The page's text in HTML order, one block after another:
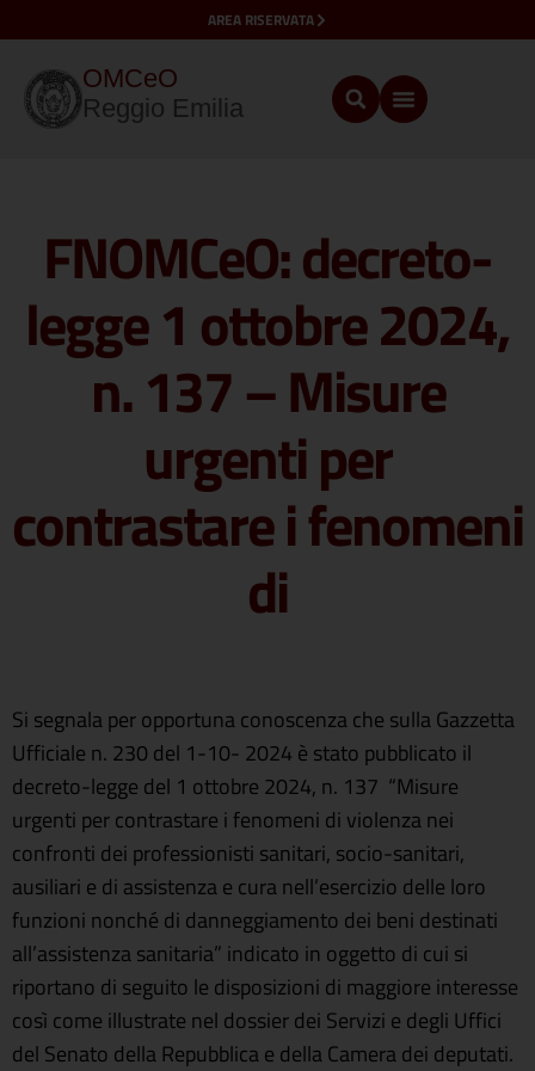
AREA RISERVATA
OMCeO
Reggio Emilia
FNOMCeO: decreto-
legge 1 ottobre 2024,
n. 137 – Misure
urgenti per
contrastare i fenomeni
di
Si segnala per opportuna conoscenza che sulla Gazzetta
Ufficiale n. 230 del 1-10- 2024 è stato pubblicato il
decreto-legge del 1 ottobre 2024, n. 137 “Misure
urgenti per contrastare i fenomeni di violenza nei
confronti dei professionisti sanitari, socio-sanitari,
ausiliari e di assistenza e cura nell’esercizio delle loro
funzioni nonché di danneggiamento dei beni destinati
all’assistenza sanitaria” indicato in oggetto di cui si
riportano di seguito le disposizioni di maggiore interesse
così come illustrate nel dossier dei Servizi e degli Uffici
del Senato della Repubblica e della Camera dei deputati.